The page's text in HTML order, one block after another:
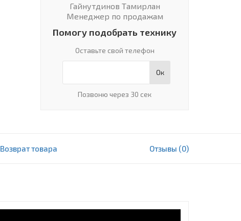
Гайнутдинов Тамирлан
Менеджер по продажам
Помогу подобрать технику
Оставьте свой телефон
Ок
Позвоню через 30 сек
11 502 000 сум В корзину
Возврат товара Отзывы (0)